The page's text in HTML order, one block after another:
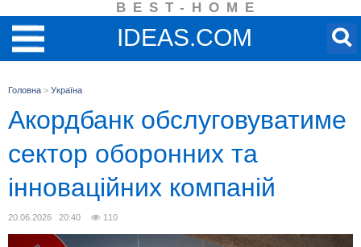
BEST-HOME
IDEAS.COM
Головна > Україна
Акордбанк обслуговуватиме
сектор оборонних та
інноваційних компаній
20.06.2026 20:40 110